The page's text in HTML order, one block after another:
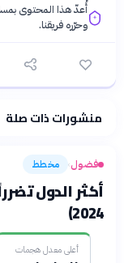
أُعدّ هذا المحتوى
وحرّره فريقنا.
فلسفتنا المعرفية· سياسة
منشورات ذات صلة
فضول› مخطط
2024)
أعلى معدل هجمات